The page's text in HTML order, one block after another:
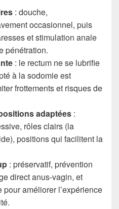
: douche,
occasionnel, puis
et stimulation anale
pénétration.
: le rectum ne se lubrifie
à la sodomie est
frottements et risques de
adaptées :
rôles clairs (la
positions qui facilitent la
: préservatif, prévention
direct anus-vagin, et
pour améliorer l’expérience